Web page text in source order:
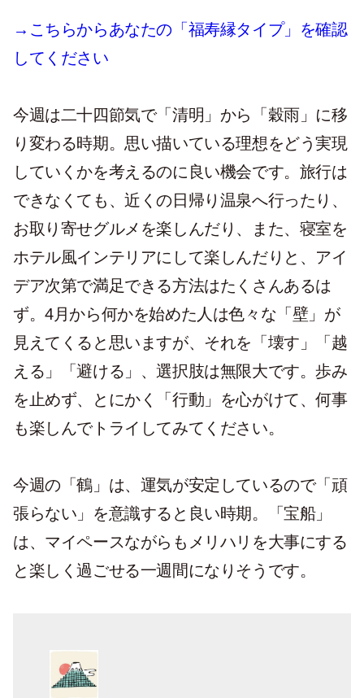
→こちらからあなたの「福寿縁タイプ」を確認
してください
今週は二十四節気で「清明」から「穀雨」に移
り変わる時期。思い描いている理想をどう実現
していくかを考えるのに良い機会です。旅行は
できなくても、近くの日帰り温泉へ行ったり、
お取り寄せグルメを楽しんだり、また、寝室を
ホテル風インテリアにして楽しんだりと、アイ
デア次第で満足できる方法はたくさんあるは
ず。4月から何かを始めた人は色々な「壁」が
見えてくると思いますが、それを「壊す」「越
える」「避ける」、選択肢は無限大です。歩み
を止めず、とにかく「行動」を心がけて、何事
も楽しんでトライしてみてください。
今週の「鶴」は、運気が安定しているので「頑
張らない」を意識すると良い時期。「宝船」
は、マイペースながらもメリハリを大事にする
と楽しく過ごせる一週間になりそうです。